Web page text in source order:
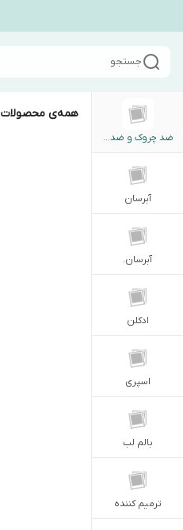
جستجو
ضد چروک و ضد لک
آبرسان
آبرسان.
ادکلن
اسپری
بالم لب
ترمیم کننده
همه‌ی محصولات